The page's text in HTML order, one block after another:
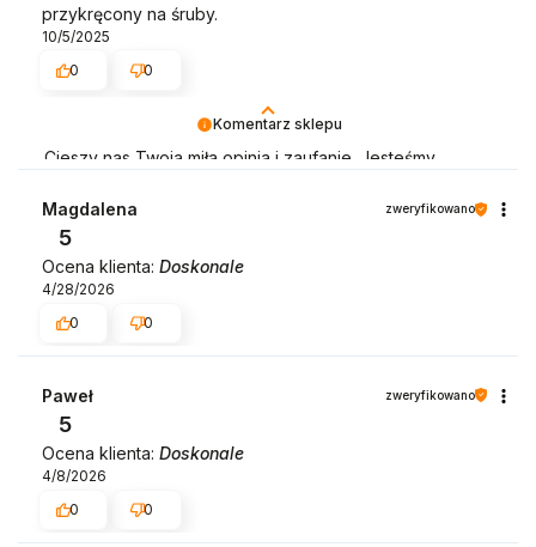
Komentarz sklepu
Cieszy nas Twoja miła opinia i zaufanie. Jesteśmy
pozdrowieniami, obsługa sklepu.
przykręcony na śruby.
10/5/2025
0
0
Magdalena zweryfikowano
5
Ocena klienta: Doskonale
4/28/2026
0
0
Paweł zweryfikowano
5
Ocena klienta: Doskonale
4/8/2026
0
0